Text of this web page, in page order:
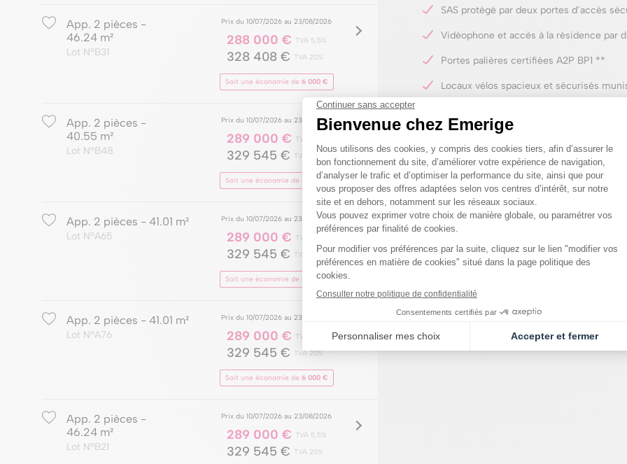
App. 2 pièces -
46.24 m²
Lot NºB31
Prix du 10/07/2026 au 23/08/2026
288 000 € TVA 5,5%
328 408 € TVA 20%
Soit une économie de 6 000 €
App. 2 pièces -
40.55 m²
Lot NºB48
Prix du 10/07/2026 au 23/08/2026
289 000 € TVA 5,5%
329 545 € TVA 20%
Soit une économie de 6 000 €
App. 2 pièces - 41.01 m²
Lot NºA65
Prix du 10/07/2026 au 23/08/2026
289 000 € TVA 5,5%
329 545 € TVA 20%
Soit une économie de 6 000 €
App. 2 pièces - 41.01 m²
Lot NºA76
Prix du 10/07/2026 au 23/08/2026
289 000 € TVA 5,5%
329 545 € TVA 20%
Soit une économie de 6 000 €
App. 2 pièces -
46.24 m²
Lot NºB21
Prix du 10/07/2026 au 23/08/2026
289 000 € TVA 5,5%
329 545 € TVA 20%
SAS protégé par deux portes d’accès
Vidéophone et accès à la résidence par
Portes palières certifiées A2P BP1 **
Locaux vélos spacieux et sécurisés